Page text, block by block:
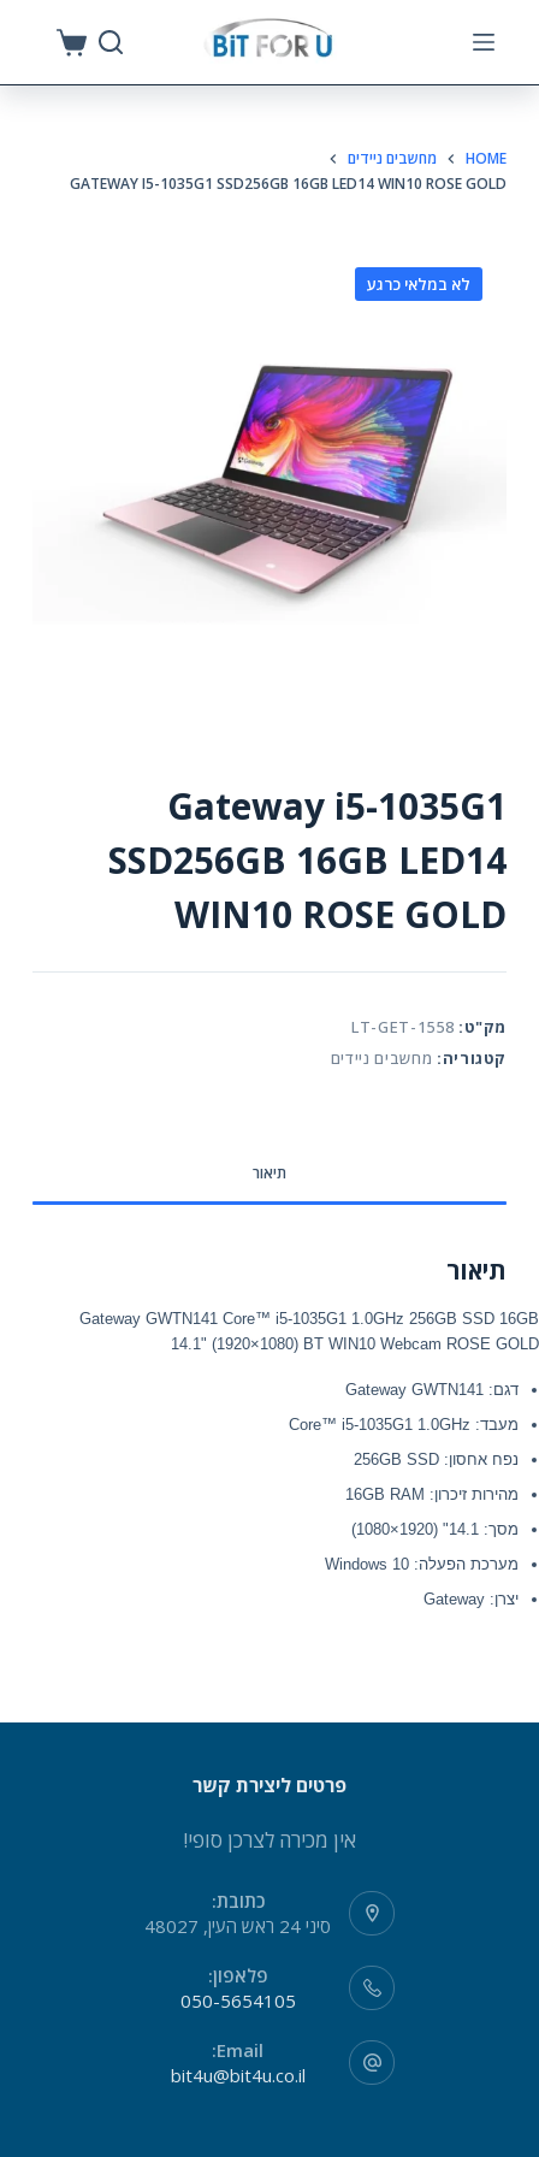
HOME
מחשבים ניידים
GATEWAY I5-1035G1 SSD256GB 16GB LED14 WIN10 ROSE GOLD
לא במלאי כרגע
Gateway i5-1035G1
SSD256GB 16GB LED14
WIN10 ROSE GOLD
מק"ט: LT-GET-1558
קטגוריה: מחשבים ניידים
תיאור
תיאור
Gateway GWTN141 Core™ i5-1035G1 1.0GHz 256GB SSD 16GB
14.1" (1920×1080) BT WIN10 Webcam ROSE GOLD
דגם:
Gateway GWTN141
מעבד:
Core™ i5-1035G1 1.0GHz
נפח אחסון:
256GB SSD
מהירות זיכרון:
16GB RAM
מסך:
14.1" (1920×1080)
מערכת הפעלה:
Windows 10
יצרן:
Gateway
פרטים ליצירת קשר
אין מכירה לצרכן סופי!
כתובת:
סיני 24 ראש העין, 48027
פלאפון:
050-5654105
Email:
bit4u@bit4u.co.il